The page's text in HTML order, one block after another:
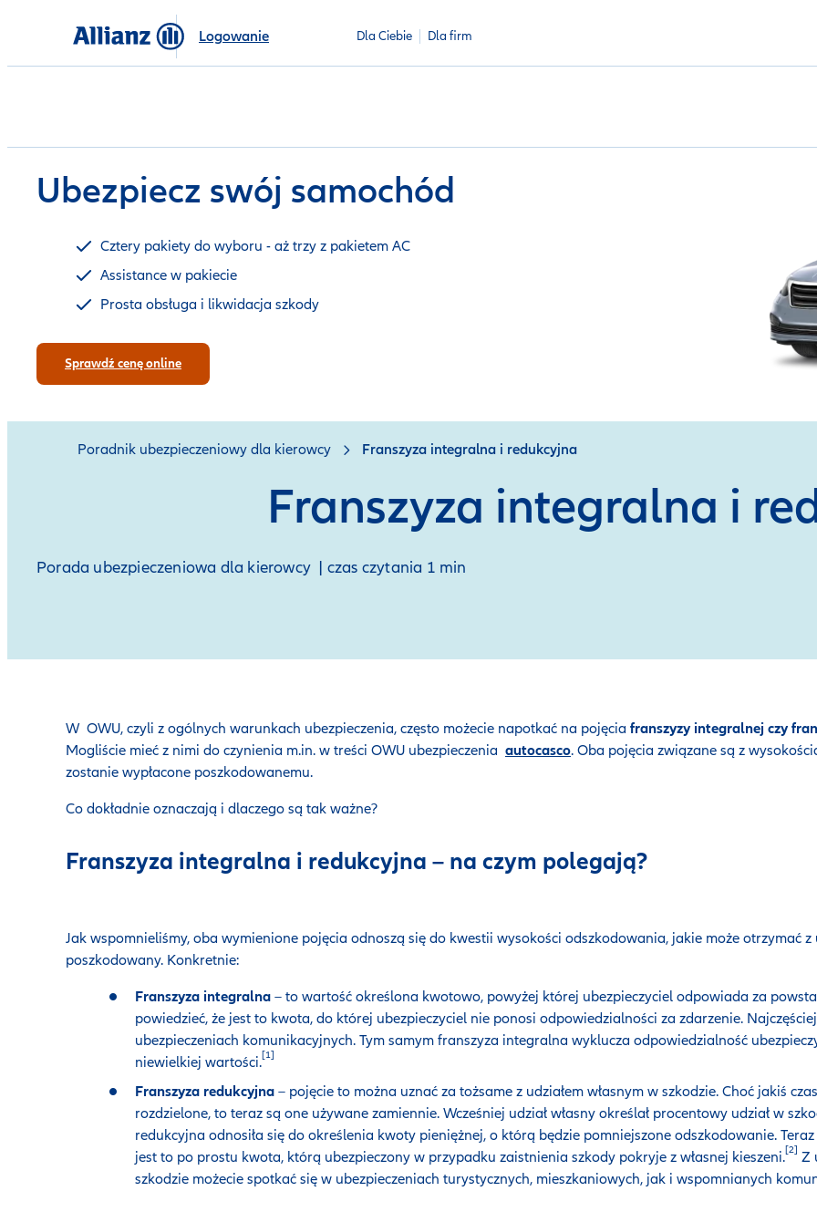
Logowanie Dla Ciebie Dla firm
Ubezpiecz swój samochód
Cztery pakiety do wyboru - aż trzy z pakietem AC
Assistance w pakiecie
Prosta obsługa i likwidacja szkody
Sprawdź cenę online
Poradnik ubezpieczeniowy dla kierowcy Franszyza integralna i redukcyjna
Franszyza integralna i
Porada ubezpieczeniowa dla kierowcy | czas czytania 1 min
W OWU, czyli z ogólnych warunkach ubezpieczenia, często możecie napotkać na pojęcia franszyzy integralnej czy
Mogliście mieć z nimi do czynienia m.in. w treści OWU ubezpieczenia autocasco. Oba pojęcia związane są z
zostanie wypłacone poszkodowanemu.
Co dokładnie oznaczają i dlaczego są tak ważne?
Franszyza integralna i redukcyjna – na czym polegają?
Jak wspomnieliśmy, oba wymienione pojęcia odnoszą się do kwestii wysokości odszkodowania, jakie może otrzymać z
poszkodowany. Konkretnie:
Franszyza integralna – to wartość określona kwotowo, powyżej której ubezpieczyciel odpowiada za
powiedzieć, że jest to kwota, do której ubezpieczyciel nie ponosi odpowiedzialności za zdarzenie.
ubezpieczeniach komunikacyjnych. Tym samym franszyza integralna wyklucza odpowiedzialność
niewielkiej wartości.[1]
Franszyza redukcyjna – pojęcie to można uznać za tożsame z udziałem własnym w szkodzie. Choć jakiś
rozdzielone, to teraz są one używane zamiennie. Wcześniej udział własny określał procentowy udział w
redukcyjna odnosiła się do określenia kwoty pieniężnej, o którą będzie pomniejszone odszkodowanie.
jest to po prostu kwota, którą ubezpieczony w przypadku zaistnienia szkody pokryje z własnej kieszeni.[2] Z
szkodzie możecie spotkać się w ubezpieczeniach turystycznych, mieszkaniowych, jak i wspomnianych